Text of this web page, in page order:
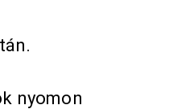
nyomon